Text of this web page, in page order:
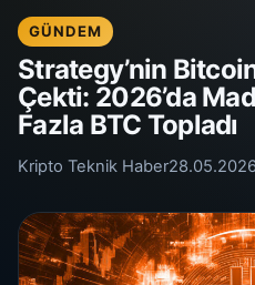
GÜNDEM
Strategy’nin
Çekti: 2026’da
Fazla BTC Topladı
Kripto Teknik Haber